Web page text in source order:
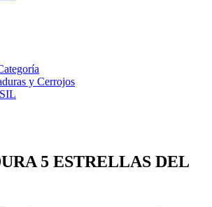
y Cerrojos
5 ESTRELLAS DEL